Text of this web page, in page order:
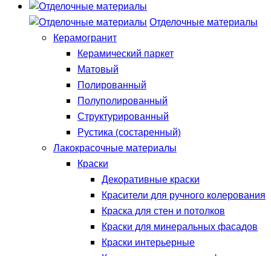
Отделочные материалы
Керамогранит
Керамический паркет
Матовый
Полированный
Полуполированный
Структурированный
Рустика (состаренный)
Лакокрасочные материалы
Краски
Декоративные краски
Красители для ручного колерования
Краска для стен и потолков
Краски для минеральных фасадов
Краски интерьерные